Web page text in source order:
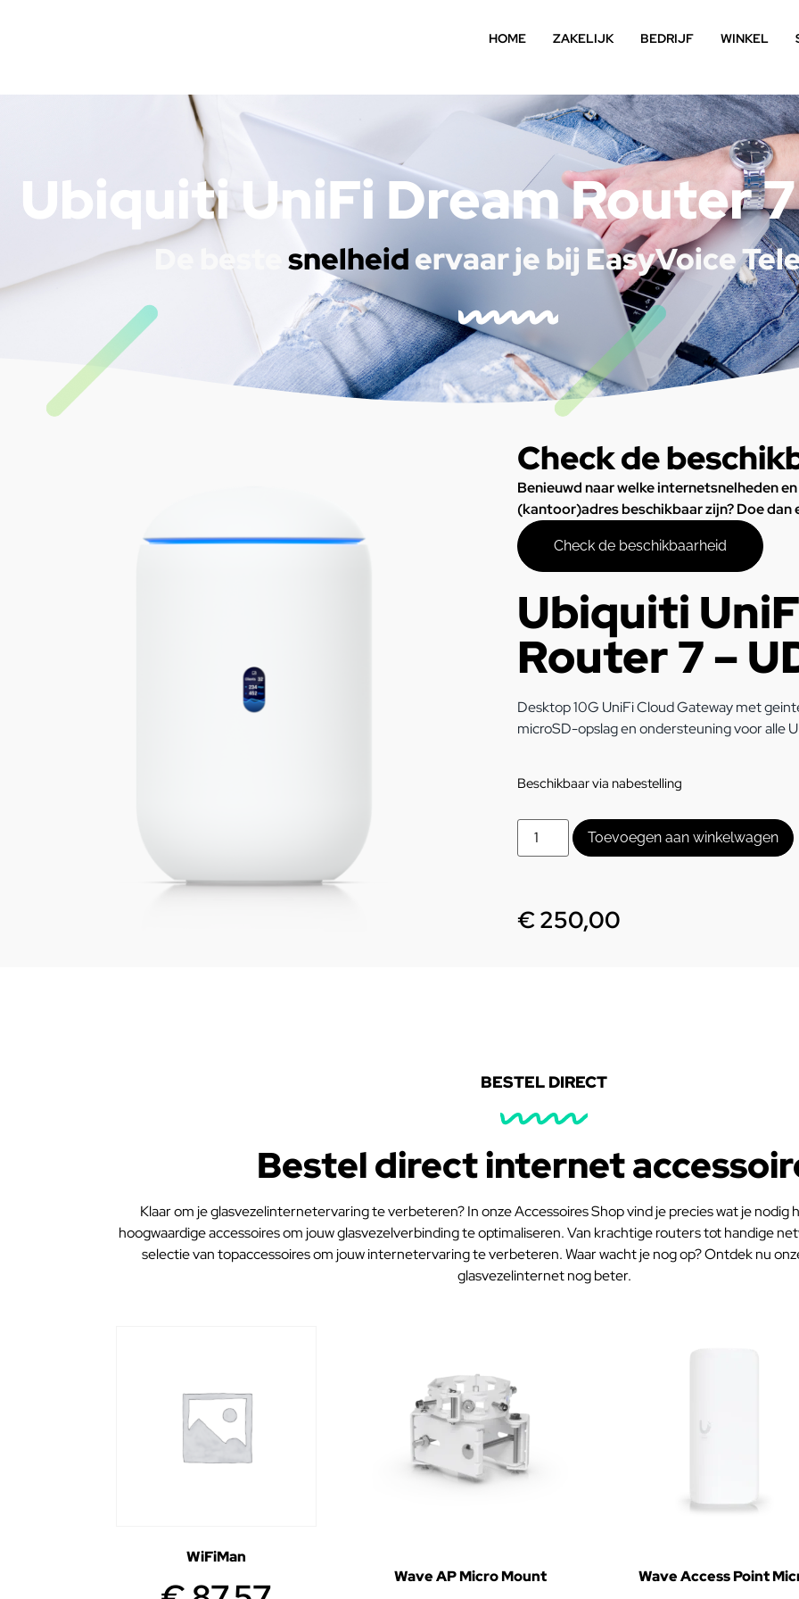
HOME ZAKELIJK BEDRIJF WINKEL
Ubiquiti UniFi Dream Router 7
De beste snelheidervaar je bij EasyVoice
Check de
Benieuwd naar welke internetsnelheden
(kantoor)adres beschikbaar zijn? Doe
Check de beschikbaarheid
Ubiquiti
Router 7 –
Desktop 10G UniFi Cloud Gateway met
microSD-opslag en ondersteuning voor alle
Beschikbaar via nabestelling
Toevoegen aan winkelwagen
€250,00
BESTEL DIRECT
Bestel direct internet
Klaar om je glasvezelinternetervaring te verbeteren? In onze Accessoires Shop vind je precies wat je nodig
hoogwaardige accessoires om jouw glasvezelverbinding te optimaliseren. Van krachtige routers tot handige
selectie van topaccessoires om jouw internetervaring te verbeteren. Waar wacht je nog op? Ontdek nu
glasvezelinternet nog beter.
WiFiMan
Wave AP Micro Mount Wave Access Point